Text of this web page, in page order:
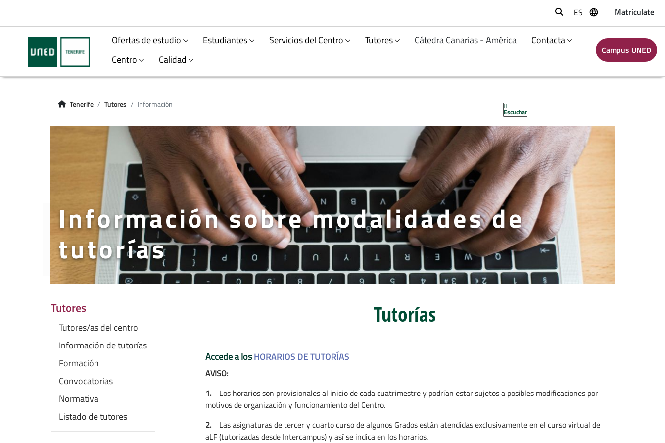
Buscar
ES Matriculate
Ofertas de estudio Estudiantes Servicios del Centro Tutores Cátedra Canarias - América
Contacta
Centro
Calidad
Campus UNED
Tenerife Tutores Información
Escuchar
Información sobre modalidades de
tutorías
Tutores
Tutores/as del centro
Información de tutorías
Formación
Convocatorias
Normativa
Listado de tutores
Tutorías
Accede a losHORARIOS DE TUTORÍAS
AVISO:
1.
Los horarios son provisionales al inicio de cada cuatrimestre y podrían estar sujetos a posibles modificaciones por
motivos de organización y funcionamiento del Centro.
2.
Las asignaturas de tercer y cuarto curso de algunos Grados están atendidas exclusivamente en el curso virtual de
aLF (tutorizadas desde Intercampus) y así se indica en los horarios.